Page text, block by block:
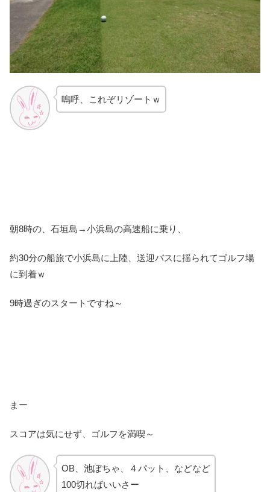
嗚呼、これぞリゾートｗ
朝8時の、石垣島→小浜島の高速船に乗り、
約30分の船旅で小浜島に上陸、送迎バスに揺られてゴルフ場
に到着ｗ
9時過ぎのスタートですね～
まー
スコアは気にせず、ゴルフを満喫～
OB、池ぽちゃ、４パット、などなど
100切ればいいさー